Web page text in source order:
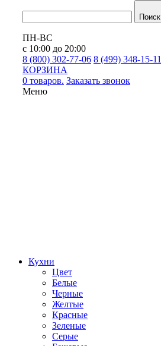
Поиск
ПН-ВС
с 10:00 до 20:00
8 (800) 302-77-06 8 (499) 348-15-11
КОРЗИНА
0 товаров. Заказать звонок
Меню
Кухни
Цвет
Белые
Черные
Желтые
Красные
Зеленые
Серые